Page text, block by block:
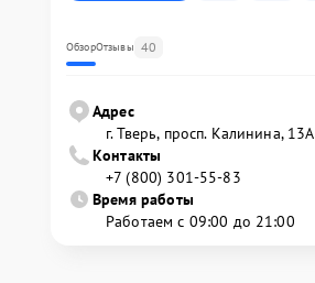
ОбзорОтзывы 40
Адрес
г. Тверь, просп. Калинина, 13А
Контакты
+7 (800) 301-55-83
Время работы
Работаем с 09:00 до 21:00